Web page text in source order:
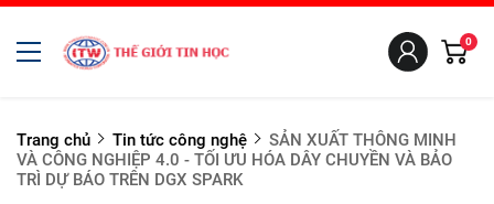
0
Trang chủ Tin tức công nghệ
SẢN XUẤT THÔNG MINH
VÀ CÔNG NGHIỆP 4.0 - TỐI ƯU HÓA DÂY CHUYỀN VÀ BẢO
TRÌ DỰ BÁO TRÊN DGX SPARK